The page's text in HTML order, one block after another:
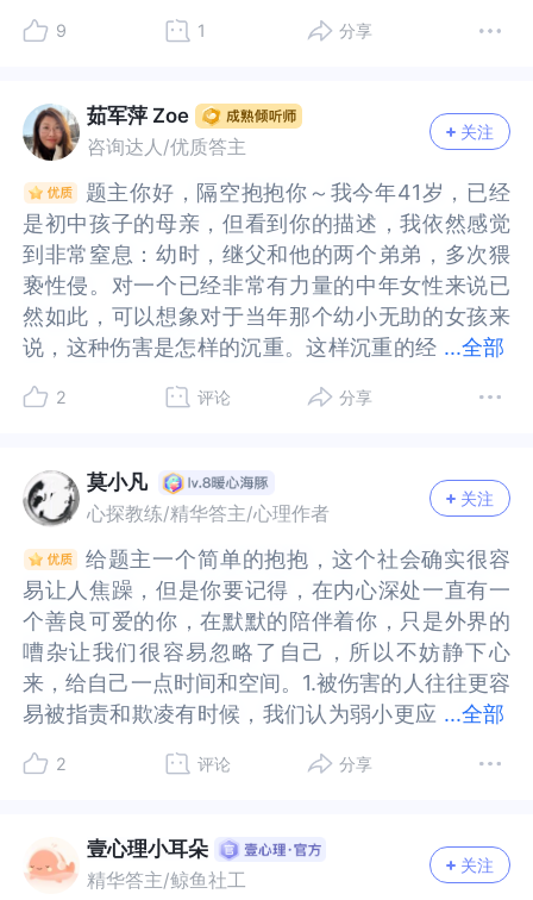
个“说法”，但却成了一根长长的刺，深深地扎在内
心深处，不停地折磨着你。第三，你提到自己“浑浑
在经受创伤后，我们的身心系统采取的一种策
略：“解离”。简单说，就是当我们遭受严重伤害
们的心灵采取了一种“自我麻木”、“抽离”的方式，避
免对痛苦做出回应，从而降低被伤害的痛苦。但这
样的状态，也会使我们在人际关系中采取类似的策
略，无法对他人敞开心扉，带来的结果就是，别人
对你也比较冷漠，这会形成一种恶性循环。你现在
经历的就是这种情况。以上种种，最核心的原因就
是你幼时的不幸经历，它像一只毒箭，你被射中之
责”的感觉绑架而难以自拔。其实，你背负的是那些
伤害你的人的罪恶，这些本不该由你承担，但由于
区。这就像中毒的人，无法自己将毒素从体内清
除。在你年幼的时候，为了在那个可怕的环境中生
存下来，你发展出“假装没事”、“在心理上逃离自己
的身体”、“让自己麻木”等生存策略，这些策略在当
时拯救了你，让你能挺过来，但在成年后，这些策
略却成了你建立与他人的健康关系的阻碍，让你无
法体会到真实的快乐感。你把施暴者的罪行，当成
生活，就会一直处于这种“浑浑噩噩”、感受不到幸
福与快乐的状态。你的重度抑郁、重度焦虑症状是
个“说法”，但却成了一根长长的刺，深深地扎在内
心深处，不停地折磨着你。第三，你提到自己“浑浑
在经受创伤后，我们的身心系统采取的一种策
略：“解离”。简单说，就是当我们遭受严重伤害
们的心灵采取了一种“自我麻木”、“抽离”的方式，避
免对痛苦做出回应，从而降低被伤害的痛苦。但这
样的状态，也会使我们在人际关系中采取类似的策
略，无法对他人敞开心扉，带来的结果就是，别人
对你也比较冷漠，这会形成一种恶性循环。你现在
经历的就是这种情况。以上种种，最核心的原因就
是你幼时的不幸经历，它像一只毒箭，你被射中之
责”的感觉绑架而难以自拔。其实，你背负的是那些
伤害你的人的罪恶，这些本不该由你承担，但由于
区。这就像中毒的人，无法自己将毒素从体内清
除。在你年幼的时候，为了在那个可怕的环境中生
存下来，你发展出“假装没事”、“在心理上逃离自己
的身体”、“让自己麻木”等生存策略，这些策略在当
时拯救了你，让你能挺过来，但在成年后，这些策
略却成了你建立与他人的健康关系的阻碍，让你无
法体会到真实的快乐感。你把施暴者的罪行，当成
生活，就会一直处于这种“浑浑噩噩”、感受不到幸
福与快乐的状态。你的重度抑郁、重度焦虑症状是
惧，自残等。而较为内隐的情绪，如内疚，自责，
人们的心灵深处，如鬼魅穿行，难以用言语向他人
诉说并获得别人的谅解。羞愧是一种与消极自我评
价相关的负面社会情绪，其倾向于将消极结果归因
于个体自身的内在特点，并责备整体的自我，从而
形成难以忍受的难堪、痛苦、耻辱的体验。这样的
情绪被压制在潜意识中，身体的细胞记住了这种感
觉。当碰到类似的场景时，这种身体的记忆被激
活，全身感到紧张，呼吸加快。这在心理学上叫“情
结”，或者叫情绪按钮。就如题主所写，我一生浑浑
噩噩，多次结婚离婚，心理时常自责羞愧…我们可
以试着问问自己，如果此刻自责和羞愧的情绪会表
为的并不是我们清晰记得的我们经历过的事情，尽
管有些事情也许通过我们的否认，遗忘，压抑和理
是会通过情绪记忆和躯体记忆来影响我们，通过情
感崩溃和身体不适来让我们意识到它们实际的存
在，身体的反应是一种躯体记忆。我们可以问问自
己，回过头来如何看待自己幼时的那些经历？我的
内心如何来解释这些事情？我们也可问问自己，理
想中的自己是怎样？为此我能做些什么？然而，觉
察正是改变的开始，我们可以尝试学习转移注意
注意力的空隙填满，然后可以通过深呼吸和简单拉
伸运动等让自己抽离，冥想和正念也是非常不错的
等。而较为内隐的情绪，如内疚，自责，羞愧等，
灵深处，如鬼魅穿行，难以用言语向他人诉说并获
得别人的谅解。羞愧是一种与消极自我评价相关的
负面社会情绪，其倾向于将消极结果归因于个体自
身的内在特点，并责备整体的自我，从而形成难以
忍受的难堪、痛苦、耻辱的体验。这样的情绪被压
制在潜意识中，身体的细胞记住了这种感觉。当碰
到类似的场景时，这种身体的记忆被激活，全身感
到紧张，呼吸加快。这在心理学上叫“情结”，或者
叫情绪按钮。就如题主所写，我一生浑浑噩噩，多
次结婚离婚，心理时常自责羞愧…我们可以试着问
问自己，如果此刻自责和羞愧的情绪会表达，它会
是我们清晰记得的我们经历过的事情，尽管有些事
情也许通过我们的否认，遗忘，压抑和理智化等方
情绪记忆和躯体记忆来影响我们，通过情感崩溃和
身体不适来让我们意识到它们实际的存在，身体的
反应是一种躯体记忆。我们可以问问自己，回过头
来如何看待自己幼时的那些经历？我的内心如何来
解释这些事情？我们也可问问自己，理想中的自己
是怎样？为此我能做些什么？然而，觉察正是改变
的开始，我们可以尝试学习转移注意力，当我们出
满，然后可以通过深呼吸和简单拉伸运动等让自己
抽离，冥想和正念也是非常不错的调节方式。我们
9 1 分享
茹军萍 Zoe
咨询达人/优质答主
关注
...全部
题主你好，隔空抱抱你～我今年41岁，已经
是初中孩子的母亲，但看到你的描述，我依然感觉
到非常窒息：幼时，继父和他的两个弟弟，多次猥
亵性侵。对一个已经非常有力量的中年女性来说已
然如此，可以想象对于当年那个幼小无助的女孩来
说，这种伤害是怎样的沉重。这样沉重的经
经成年，但她却依然无力摆脱当初的噩梦，那个梦
回看过往，似乎能带给她的只有黑暗和抑郁，但她
并不想总活在过往，她想要走出去，但是看着前
方，似乎也同样满是忐忑和不安，因为她不相信带
着“丑陋的过去”的自己能够找到光亮的未来。但被
侵犯是那个小女孩的错吗？答案当然是不。人之所
以与畜牲不同，在于人知礼仪，懂得约束自己内心
的欲望，当人不能做到约束自我，突破道德边界，
伤害自己的亲人时，那便只能称为畜牲。被畜牲伤
害，又怎么能是自己有错呢？尤其是那个女孩，尚
未成年，仍需要被保护，当身边无人能保护自己
时，无论她选择什么，都是在竭尽全力保护自己而
利，只是这场胜利带着伤疤。但伤疤只是你人生道
路上的一个印记，并不妨碍你是你，也不与其他任
是初中孩子的母亲，但看到你的描述，我依然感觉
到非常窒息：幼时，继父和他的两个弟弟，多次猥
亵性侵。对一个已经非常有力量的中年女性来说已
然如此，可以想象对于当年那个幼小无助的女孩来
说，这种伤害是怎样的沉重。这样沉重的经历一直
年，但她却依然无力摆脱当初的噩梦，那个梦如此
过往，似乎能带给她的只有黑暗和抑郁，但她并不
想总活在过往，她想要走出去，但是看着前方，似
乎也同样满是忐忑和不安，因为她不相信带着“丑陋
的过去”的自己能够找到光亮的未来。但被侵犯是那
个小女孩的错吗？答案当然是不。人之所以与畜牲
不同，在于人知礼仪，懂得约束自己内心的欲望，
当人不能做到约束自我，突破道德边界，伤害自己
的亲人时，那便只能称为畜牲。被畜牲伤害，又怎
么能是自己有错呢？尤其是那个女孩，尚未成年，
仍需要被保护，当身边无人能保护自己时，无论她
选择什么，都是在竭尽全力保护自己而已。被畜牲
胜利带着伤疤。但伤疤只是你人生道路上的一个印
记，并不妨碍你是你，也不与其他任何人相干。当
2 评论 分享
莫小凡
心探教练/精华答主/心理作者
关注
...全部
给题主一个简单的抱抱，这个社会确实很容
易让人焦躁，但是你要记得，在内心深处一直有一
个善良可爱的你，在默默的陪伴着你，只是外界的
嘈杂让我们很容易忽略了自己，所以不妨静下心
来，给自己一点时间和空间。1.被伤害的人往往更容
易被指责和欺凌有时候，我们认为弱小更应
们能做的就是让自己逐渐成长，外界的帮助是一时
也不必羞愧，被伤害不是你的问题，也不是你的过
错，只是那些恶人把所有的事都推到了你的身上，
易让人焦躁，但是你要记得，在内心深处一直有一
个善良可爱的你，在默默的陪伴着你，只是外界的
嘈杂让我们很容易忽略了自己，所以不妨静下心
来，给自己一点时间和空间。1.被伤害的人往往更容
易被指责和欺凌有时候，我们认为弱小更应该被保
的就是让自己逐渐成长，外界的帮助是一时的，自
羞愧，被伤害不是你的问题，也不是你的过错，只
是那些恶人把所有的事都推到了你的身上，外界的
2 评论 分享
壹心理小耳朵
精华答主/鲸鱼社工
关注